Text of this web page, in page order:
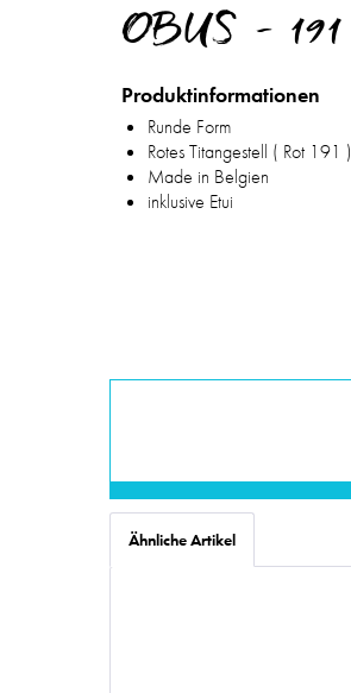
OBUS - 191
Produktinformationen
Runde Form
Rotes Titangestell ( Rot 191 )
Made in Belgien
inklusive Etui
Ähnliche Artikel